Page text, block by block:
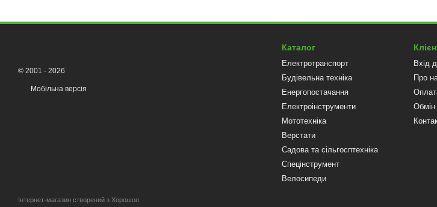
© 2001 - 2026
Мобільна версія
Інтернет-магазин створений з Хорошоп
Каталог
Електротранспорт
Будівельна техніка
Енергопостачання
Електроінструменти
Мототехніка
Верстати
Садова та сільгосптехніка
Спецінструмент
Велосипеди
Вхід
Про
Обмін